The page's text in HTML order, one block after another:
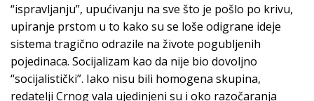
“ispravljanju”, upućivanju na sve što je pošlo po krivu,
upiranje prstom u to kako su se loše odigrane ideje
sistema tragično odrazile na živote pogubljenih
pojedinaca. Socijalizam kao da nije bio dovoljno
“socijalistički”. Iako nisu bili homogena skupina,
redatelji Crnog vala ujedinjeni su i oko razočaranja